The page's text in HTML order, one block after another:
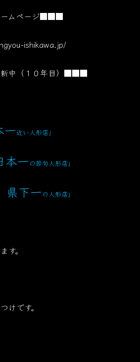
ムページ■■■
ishikawa.jp/
中（１０年目）■■■
一近い人形店」
本一 の節句人形店」
県下一 の人形店」
す。
けです。